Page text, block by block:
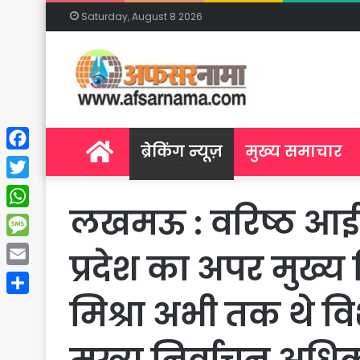
Saturday, August 8 2026
Homeब्रेकिंग न्यूज़ मुख्य समाचार
लखमऊ : वरिष्ठ
प्रदेश का अपर मुख्य
मिश्रा अभी तक थे
Facebook
Twitter
WhatsApp
Message
Email